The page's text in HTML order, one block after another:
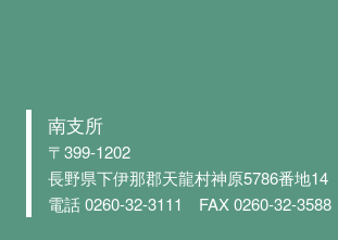
南支所
〒399-1202
長野県下伊那郡天龍村神原5786番地14
電話 0260-32-3111 FAX 0260-32-3588